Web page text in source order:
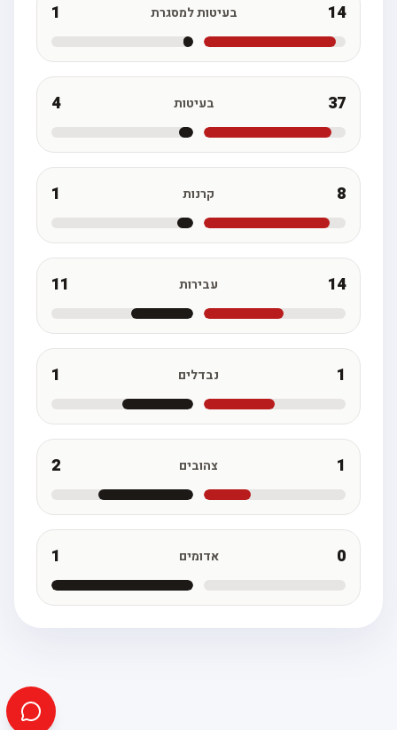
14 בעיטות למסגרת
37 בעיטות
קרנות
14 עבירות 11
נבדלים
צהובים
אדומים